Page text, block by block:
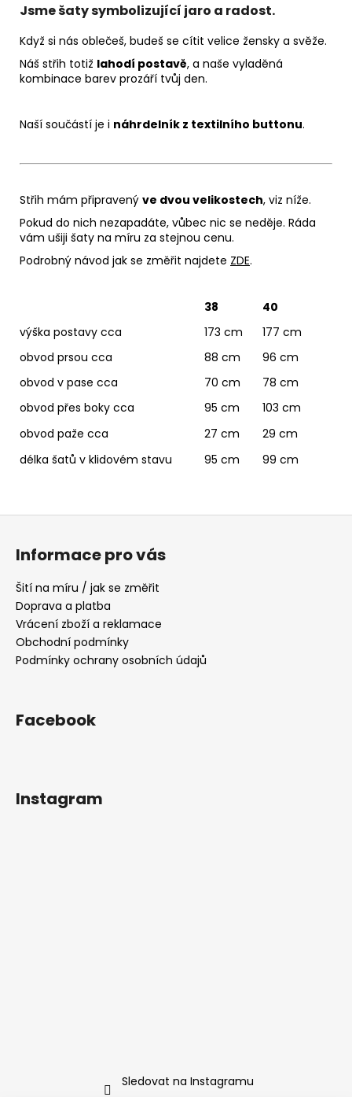
Jsme šaty symbolizující jaro a radost.
Když si nás oblečeš, budeš se cítit velice žensky a svěže.
Náš střih totiž lahodí postavě, a naše vyladěná
kombinace barev prozáří tvůj den.
Naší součástí je i náhrdelník z textilního buttonu.
Střih mám připravený ve dvou velikostech, viz níže.
Pokud do nich nezapadáte, vůbec nic se neděje. Ráda
vám ušiji šaty na míru za stejnou cenu.
Podrobný návod jak se změřit najdete ZDE.
38
40
výška postavy cca
173 cm
177 cm
obvod prsou cca
88 cm
96 cm
obvod v pase cca
70 cm
78 cm
obvod přes boky cca
95 cm
103 cm
obvod paže cca
27 cm
29 cm
délka šatů v klidovém stavu
95 cm 99 cm
Informace pro vás
Šití na míru / jak se změřit
Doprava a platba
Vrácení zboží a reklamace
Obchodní podmínky
Podmínky ochrany osobních údajů
Facebook
Instagram
Sledovat na Instagramu